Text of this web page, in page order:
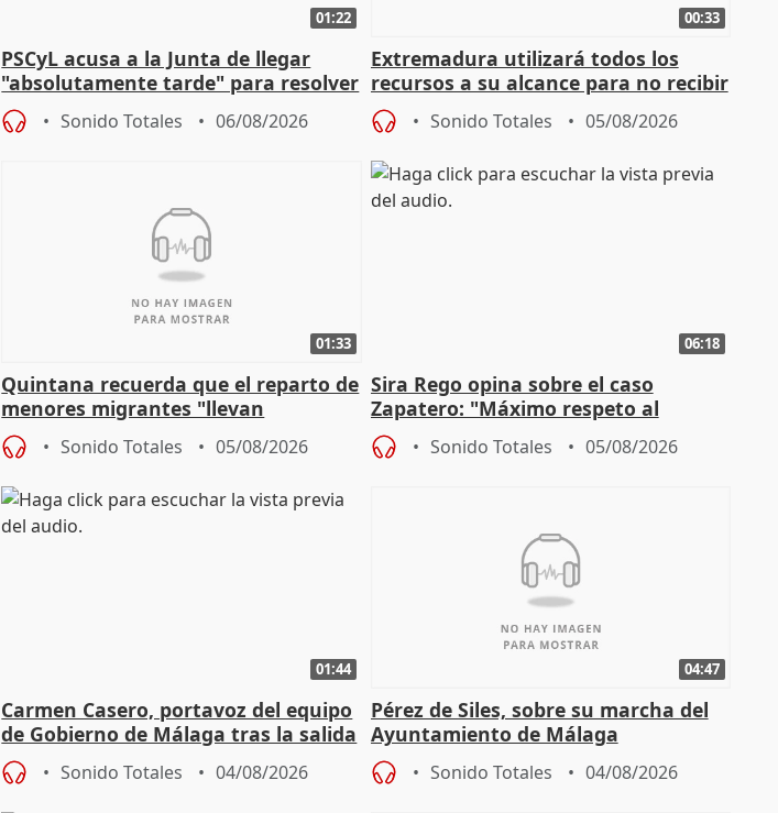
01:22
PSCyL acusa a la Junta de llegar
"absolutamente tarde" para resolver
problemas como Newcastle
Sonido Totales 06/08/2026
00:33
Extremadura utilizará todos los
recursos a su alcance para no recibir
más menores migrantes
Sonido Totales 05/08/2026
01:33
Quintana recuerda que el reparto de
menores migrantes "llevan
aportación del Gobierno" central
Sonido Totales 05/08/2026
06:18
Sira Rego opina sobre el caso
Zapatero: "Máximo respeto al
proceso judicial"
Sonido Totales 05/08/2026
01:44
Carmen Casero, portavoz del equipo
de Gobierno de Málaga tras la salida
de Pérez de Siles
Sonido Totales 04/08/2026
04:47
Pérez de Siles, sobre su marcha del
Ayuntamiento de Málaga
Sonido Totales 04/08/2026